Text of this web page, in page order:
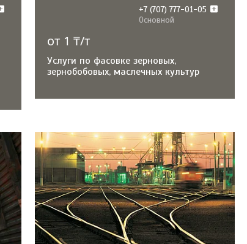
+7 (707) 777-01-05
Основной
от 1 ₸/т
Услуги по фасовке зерновых,
зернобобовых, маслечных культур